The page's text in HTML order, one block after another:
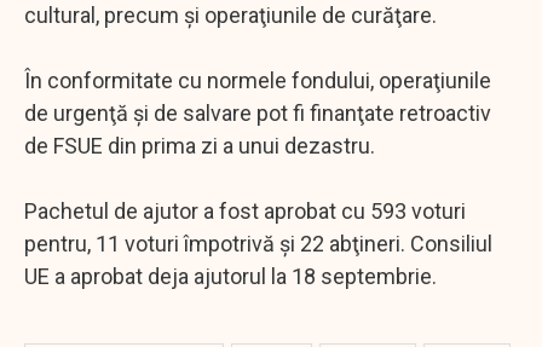
cultural, precum şi operaţiunile de curăţare.
În conformitate cu normele fondului, operaţiunile
de urgenţă şi de salvare pot fi finanţate retroactiv
de FSUE din prima zi a unui dezastru.
Pachetul de ajutor a fost aprobat cu 593 voturi
pentru, 11 voturi împotrivă şi 22 abţineri. Consiliul
UE a aprobat deja ajutorul la 18 septembrie.